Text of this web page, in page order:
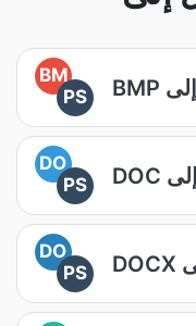
BM
PS
DO
PS
DO
PS